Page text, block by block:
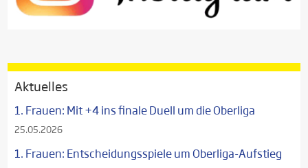
Aktuelles
1. Frauen: Mit +4 ins finale Duell um die Oberliga
25.05.2026
1. Frauen: Entscheidungsspiele um Oberliga-Aufstieg